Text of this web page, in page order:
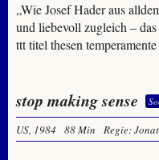
„Wie Josef Hader aus
und liebevoll zugleich –
ttt titel thesen temperamente
stop making sense
US, 1984 88 Min Regie: